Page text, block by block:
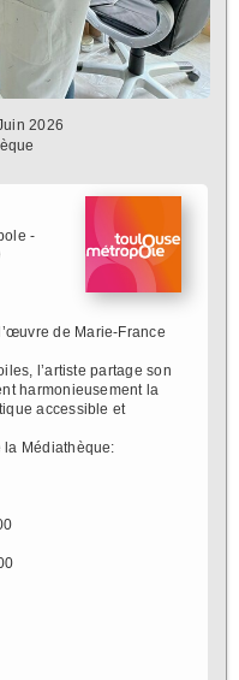
2026
-
de Marie-France
l’artiste partage son
harmonieusement la
accessible et
la Médiathèque: